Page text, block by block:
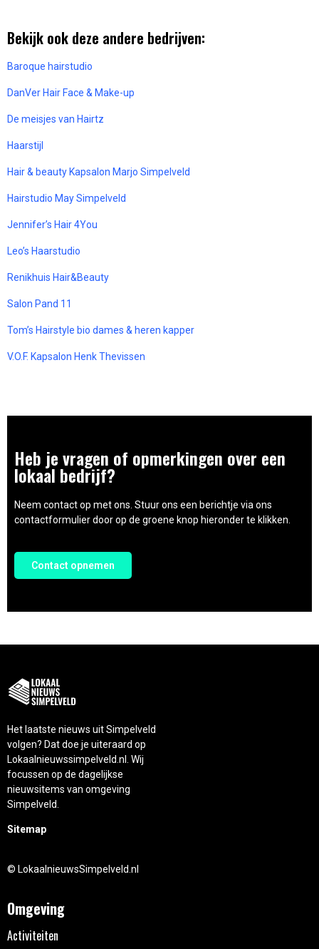
Bekijk ook deze andere bedrijven:
Baroque hairstudio
DanVer Hair Face & Make-up
De meisjes van Hairtz
Haarstijl
Hair & beauty Kapsalon Marjo Simpelveld
Hairstudio May Simpelveld
Jennifer’s Hair 4You
Leo’s Haarstudio
Renikhuis Hair&Beauty
Salon Pand 11
Tom’s Hairstyle bio dames & heren kapper
V.O.F. Kapsalon Henk Thevissen
Heb je vragen of opmerkingen over een
lokaal bedrijf?
Neem contact op met ons. Stuur ons een berichtje via ons
contactformulier door op de groene knop hieronder te klikken.
Contact opnemen
Het laatste nieuws uit Simpelveld
volgen? Dat doe je uiteraard op
Lokaalnieuwssimpelveld.nl. Wij
focussen op de dagelijkse
nieuwsitems van omgeving
Simpelveld.
Sitemap
© LokaalnieuwsSimpelveld.nl
Omgeving
Activiteiten